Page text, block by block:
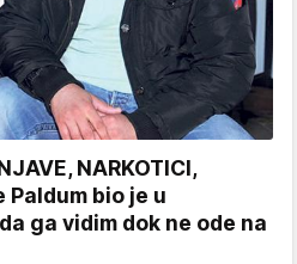
NARKOTICI,
Paldum bio je u
ga vidim dok ne ode na